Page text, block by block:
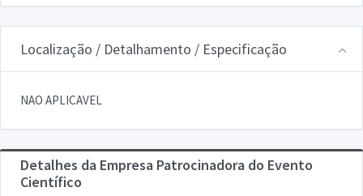
Localização / Detalhamento / Especificação
NAO APLICAVEL
Detalhes da Empresa Patrocinadora do Evento
Científico